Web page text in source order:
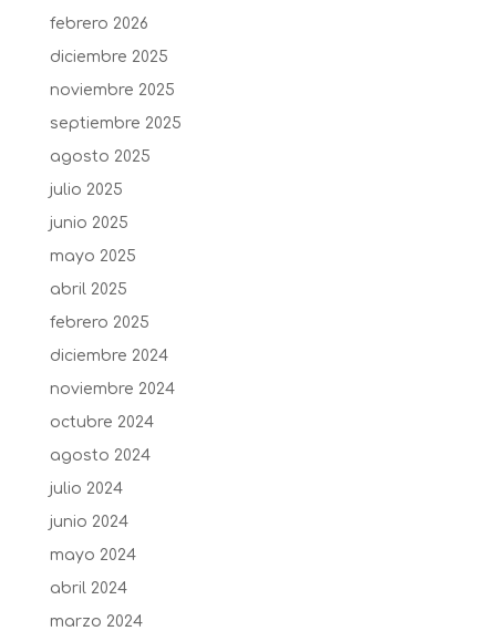
febrero 2026
diciembre 2025
noviembre 2025
septiembre 2025
agosto 2025
julio 2025
junio 2025
mayo 2025
abril 2025
febrero 2025
diciembre 2024
noviembre 2024
octubre 2024
agosto 2024
julio 2024
junio 2024
mayo 2024
abril 2024
marzo 2024